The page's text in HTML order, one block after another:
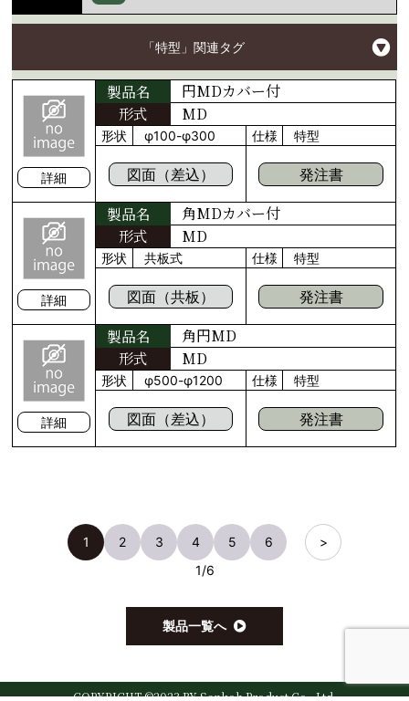
「特型」関連タグ
詳細
製品名
円MDカバー付
形式
MD
形状 φ100-φ300 仕様 特型
図面（差込） 発注書
詳細
製品名
角MDカバー付
形式
MD
形状 共板式 仕様 特型
図面（共板） 発注書
詳細
製品名
角円MD
形式
MD
形状 φ500-φ1200 仕様 特型
図面（差込） 発注書
1 2 3 4 5 6
>
1/6
製品一覧へ
COPYRIGHT ©2023 BY Sankoh Product Co., Ltd.